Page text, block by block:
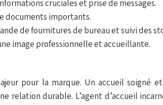
cruciales et prise de messages.
documents importants.
de fournitures de bureau et suivi des
image professionnelle et accueillante.
pour la marque. Un accueil soigné
durable. L’agent d’accueil